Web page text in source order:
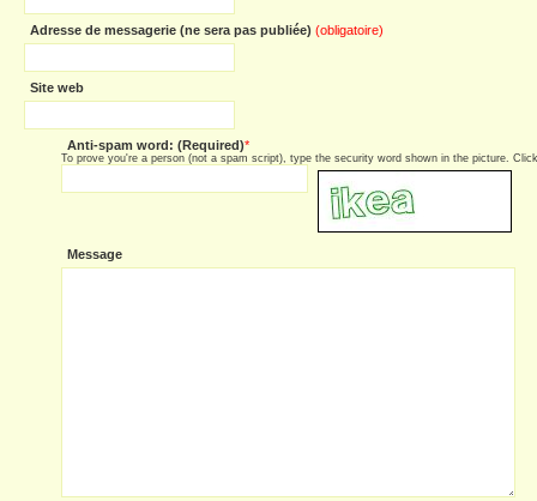
Adresse de messagerie (ne sera pas publiée) (obligatoire)
Site web
Anti-spam word: (Required)*
To prove you're a person (not a spam script), type the security word shown in the picture.
Message